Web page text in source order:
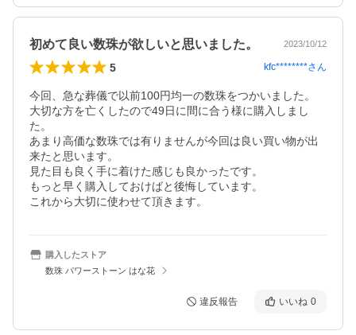
初めて良い数珠が欲しいと思いました。 2023/10/12
5 kfc********さん
今回、急な葬儀で以前100円均一の数珠をつかいました。
大切な方を亡くしたので49日に間に合う様に購入しまし
た。
あまり高価な数珠では有りませんが今回は良い買い物が出
来たと思います。
見た目も良く手に着けた感じも良かったです。
もっと早く購入しておけばと後悔しています。
これから大切に使わせて頂きます。
購入したストア
数珠 パワーストーン はな花
違反報告 いいね 0